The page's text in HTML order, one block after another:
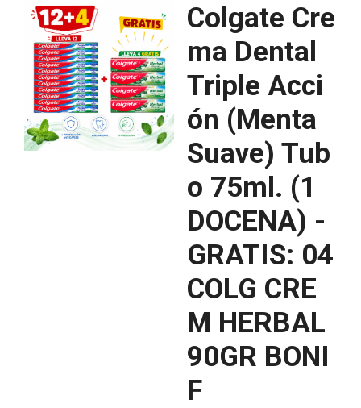
Colgate Cre
ma Dental
Triple Acci
ón (Menta
Suave) Tub
o 75ml. (1
DOCENA) -
GRATIS: 04
COLG CRE
M HERBAL
90GR BONI
F